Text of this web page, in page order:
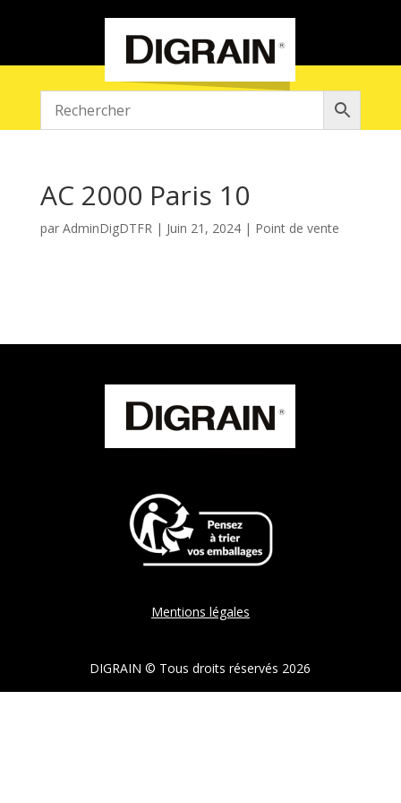
AC 2000 Paris 10
par AdminDigDTFR| Juin 21, 2024| Point de vente
Mentions légales
DIGRAIN © Tous droits réservés 2026